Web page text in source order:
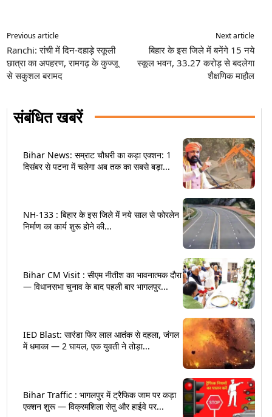
Previous article
Ranchi: रांची में दिन-दहाड़े स्कूली
छात्रा का अपहरण, रामगढ़ के कुज्जू
से सकुशल बरामद
Next article
बिहार के इस जिले में बनेंगे 15 नये
स्कूल भवन, 33.27 करोड़ से बदलेगा
शैक्षणिक माहौल
संबंधित खबरें
Bihar News: सम्राट चौधरी का कड़ा एक्शन: 1
दिसंबर से पटना में चलेगा अब तक का सबसे बड़ा...
NH-133 : बिहार के इस जिले में नये साल से फोरलेन
निर्माण का कार्य शुरू होने की...
Bihar CM Visit : सीएम नीतीश का भावनात्मक दौरा
— विधानसभा चुनाव के बाद पहली बार भागलपुर...
IED Blast: सारंडा फिर लाल आतंक से दहला, जंगल
में धमाका — 2 घायल, एक युवती ने तोड़ा...
Bihar Traffic : भागलपुर में ट्रैफिक जाम पर कड़ा
एक्शन शुरू — विक्रमशिला सेतु और हाईवे पर...